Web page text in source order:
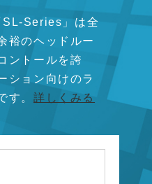
Series」は全
裕のヘッドルー
ントールを誇
ション向けのラ
す。詳しくみる